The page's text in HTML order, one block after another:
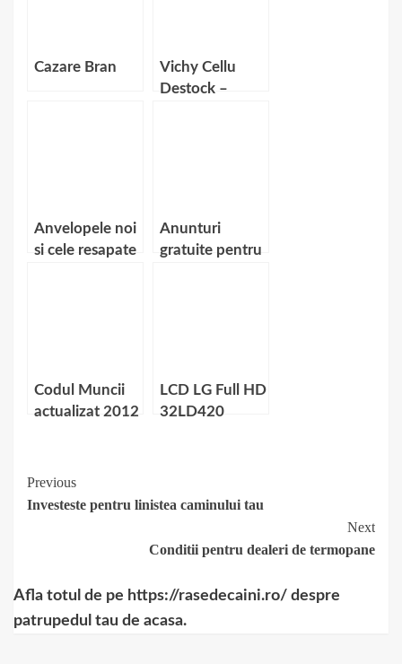
Cazare Bran
Vichy Cellu
Destock –
Anvelopele noi
si cele resapate
Anunturi
gratuite pentru
Codul Muncii
actualizat 2012
LCD LG Full HD
32LD420
Continue
Reading
Previous
Investeste pentru linistea caminului tau
Next
Conditii pentru dealeri de termopane
Afla totul de pe https://rasedecaini.ro/ despre
patrupedul tau de acasa.